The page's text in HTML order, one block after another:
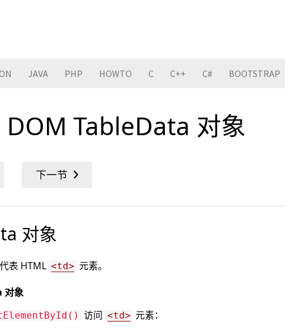
JAVA PHP HOWTO C C++ C# BOOTSTRAP
DOM TableData 对象
对象
表 HTML <td> 元素。
对象
访问 <td> 元素：